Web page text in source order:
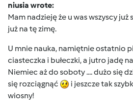
niusia wrote:
Mam nadzieję że u was wszyscy
już na tę zimę.
U mnie nauka, namiętnie ostatnio
ciasteczka i bułeczki, a jutro jadę
Niemiec aż do soboty .... dużo się
się rozciągnąć
i jeszcze tak
wiosny!